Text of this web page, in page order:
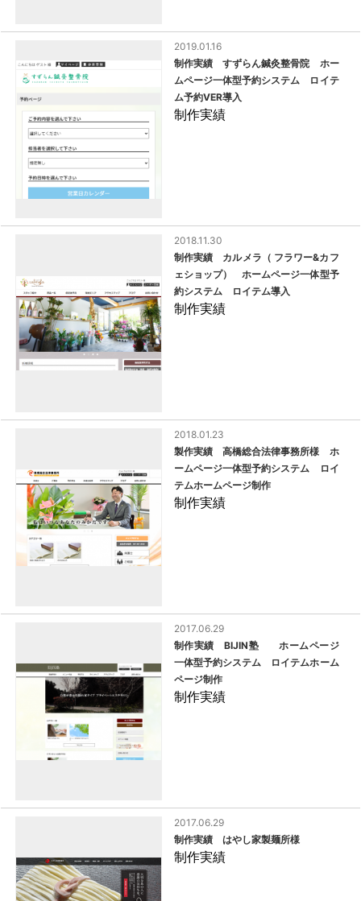
制作実績 すずらん鍼灸整骨院 ホー
ムページ一体型予約システム ロイテ
ム予約VER導入
制作実績
2019.01.16
制作実績 カルメラ（ フラワー&カフ
ェショップ） ホームページ一体型予
約システム ロイテム導入
制作実績
2018.11.30
製作実績 高橋総合法律事務所様 ホ
ームページ一体型予約システム ロイ
テムホームページ制作
制作実績
2018.01.23
制作実績 BIJIN塾 ホームページ
一体型予約システム ロイテムホーム
ページ制作
制作実績
2017.06.29
制作実績 はやし家製麺所様
制作実績
2017.06.29